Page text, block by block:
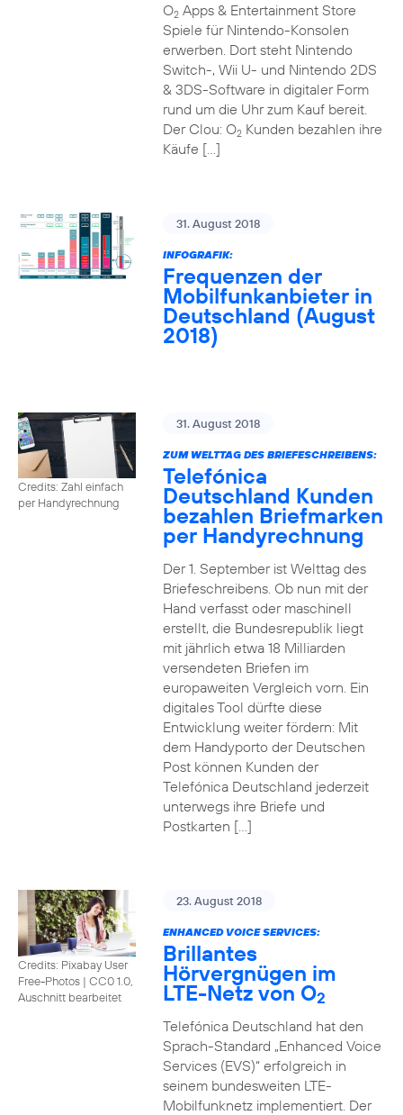
O2Apps & Entertainment Store
Spiele für Nintendo-Konsolen
erwerben. Dort steht Nintendo
Switch-, Wii U- und Nintendo 2DS
& 3DS-Software in digitaler Form
rund um die Uhr zum Kauf bereit.
Der Clou: O2Kunden bezahlen ihre
Käufe […]
31. August 2018
INFOGRAFIK:
Frequenzen der
Mobilfunkanbieter in
Deutschland (August
2018)
Credits: Zahl einfach
per Handyrechnung
31. August 2018
ZUM WELTTAG DES BRIEFESCHREIBENS:
Telefónica
Deutschland Kunden
bezahlen Briefmarken
per Handyrechnung
Der 1. September ist Welttag des
Briefeschreibens. Ob nun mit der
Hand verfasst oder maschinell
erstellt, die Bundesrepublik liegt
mit jährlich etwa 18 Milliarden
versendeten Briefen im
europaweiten Vergleich vorn. Ein
digitales Tool dürfte diese
Entwicklung weiter fördern: Mit
dem Handyporto der Deutschen
Post können Kunden der
Telefónica Deutschland jederzeit
unterwegs ihre Briefe und
Postkarten […]
Credits: Pixabay User
Free-Photos | CC0 1.0,
Auschnitt bearbeitet
23. August 2018
ENHANCED VOICE SERVICES:
Brillantes
Hörvergnügen im
LTE-Netz von O2
Telefónica Deutschland hat den
Sprach-Standard „Enhanced Voice
Services (EVS)“ erfolgreich in
seinem bundesweiten LTE-
Mobilfunknetz implementiert. Der